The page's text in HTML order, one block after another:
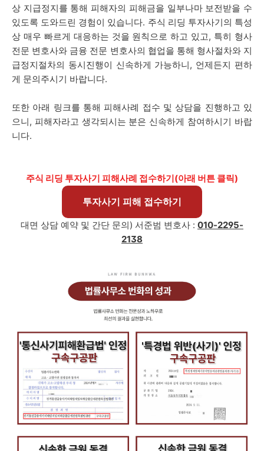
상 지급정지를 통해 피해자의 피해금을 일부나마 보전받을 수
있도록 도와드린 경험이 있습니다. 주식 리딩 투자사기의 특성
상 매우 빠르게 대응하는 것을 원칙으로 하고 있고, 특히 형사
전문 변호사와 금융 전문 변호사의 협업을 통해 형사절차와 지
급정지절차의 동시진행이 신속하게 가능하니, 언제든지 편하
게 문의주시기 바랍니다.
또한 아래 링크를 통해 피해사례 접수 및 상담을 진행하고 있
으니, 피해자라고 생각되시는 분은 신속하게 참여하시기 바랍
니다.
주식 리딩 투자사기 피해사례 접수하기(아래 버튼 클릭)
투자사기 피해 접수하기
대면 상담 예약 및 간단 문의) 서준범 변호사 : 010-2295-
2138